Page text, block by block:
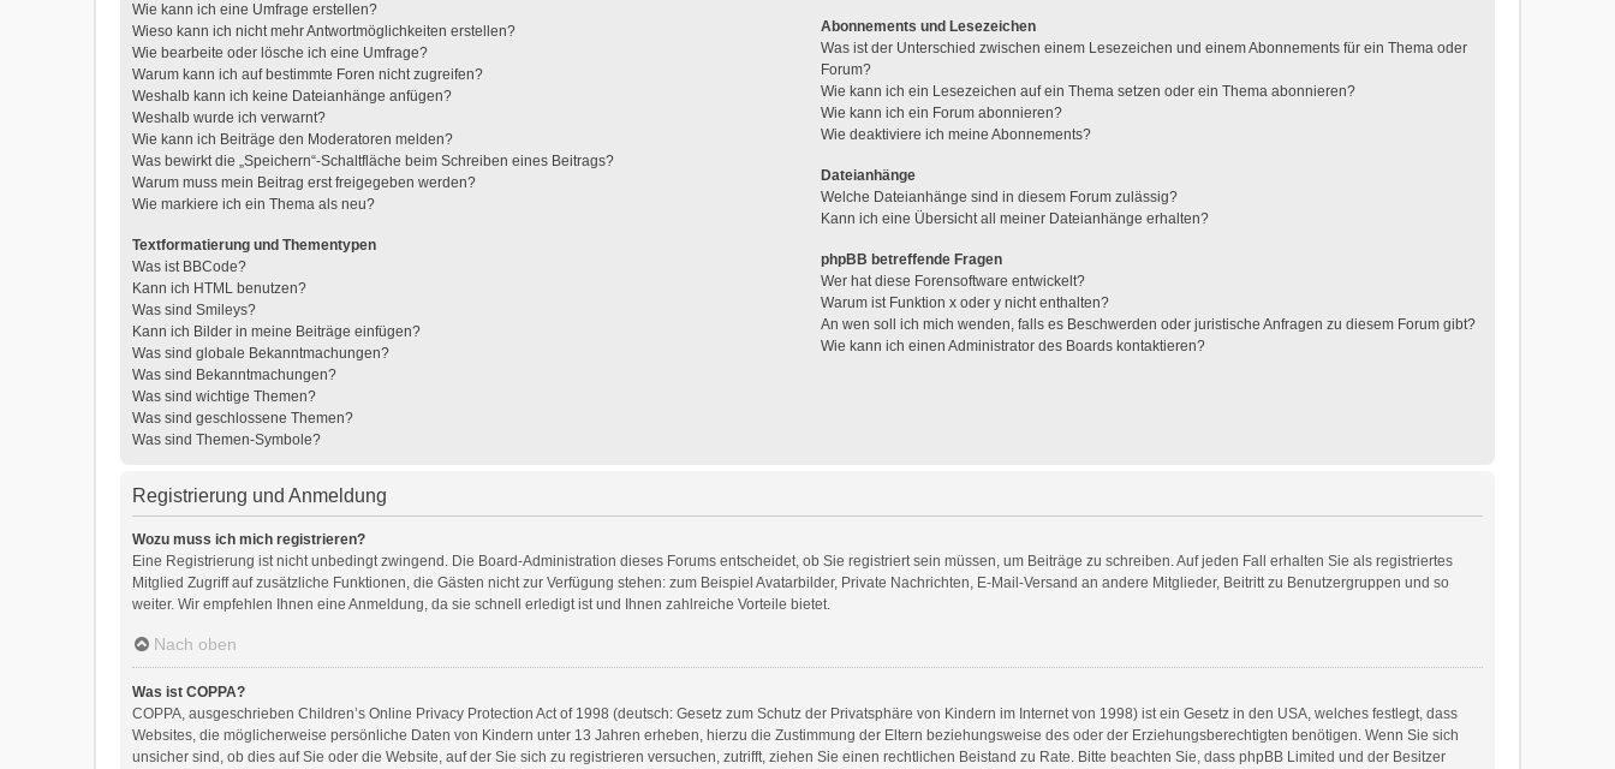
Wie kann ich eine Umfrage erstellen?
Wieso kann ich nicht mehr Antwortmöglichkeiten erstellen?
Wie bearbeite oder lösche ich eine Umfrage?
Warum kann ich auf bestimmte Foren nicht zugreifen?
Weshalb kann ich keine Dateianhänge anfügen?
Weshalb wurde ich verwarnt?
Wie kann ich Beiträge den Moderatoren melden?
Was bewirkt die „Speichern“-Schaltfläche beim Schreiben eines Beitrags?
Warum muss mein Beitrag erst freigegeben werden?
Wie markiere ich ein Thema als neu?
Textformatierung und Thementypen
Was ist BBCode?
Kann ich HTML benutzen?
Was sind Smileys?
Kann ich Bilder in meine Beiträge einfügen?
Was sind globale Bekanntmachungen?
Was sind Bekanntmachungen?
Was sind wichtige Themen?
Was sind geschlossene Themen?
Was sind Themen-Symbole?
Abonnements und Lesezeichen
Was ist der Unterschied zwischen einem Lesezeichen und einem Abonnements für ein Thema oder
Forum?
Wie kann ich ein Lesezeichen auf ein Thema setzen oder ein Thema abonnieren?
Wie kann ich ein Forum abonnieren?
Wie deaktiviere ich meine Abonnements?
Dateianhänge
Welche Dateianhänge sind in diesem Forum zulässig?
Kann ich eine Übersicht all meiner Dateianhänge erhalten?
phpBB betreffende Fragen
Wer hat diese Forensoftware entwickelt?
Warum ist Funktion x oder y nicht enthalten?
An wen soll ich mich wenden, falls es Beschwerden oder juristische Anfragen zu diesem Forum gibt?
Wie kann ich einen Administrator des Boards kontaktieren?
Registrierung und Anmeldung
Wozu muss ich mich registrieren?
Eine Registrierung ist nicht unbedingt zwingend. Die Board-Administration dieses Forums entscheidet, ob Sie registriert sein müssen, um Beiträge zu schreiben. Auf jeden Fall erhalten Sie als registriertes
Mitglied Zugriff auf zusätzliche Funktionen, die Gästen nicht zur Verfügung stehen: zum Beispiel Avatarbilder, Private Nachrichten, E-Mail-Versand an andere Mitglieder, Beitritt zu Benutzergruppen und so
weiter. Wir empfehlen Ihnen eine Anmeldung, da sie schnell erledigt ist und Ihnen zahlreiche Vorteile bietet.
Nach oben
Was ist COPPA?
COPPA, ausgeschrieben Children’s Online Privacy Protection Act of 1998 (deutsch: Gesetz zum Schutz der Privatsphäre von Kindern im Internet von 1998) ist ein Gesetz in den USA, welches festlegt, dass
Websites, die möglicherweise persönliche Daten von Kindern unter 13 Jahren erheben, hierzu die Zustimmung der Eltern beziehungsweise des oder der Erziehungsberechtigten benötigen. Wenn Sie sich
unsicher sind, ob dies auf Sie oder die Website, auf der Sie sich zu registrieren versuchen, zutrifft, ziehen Sie einen rechtlichen Beistand zu Rate. Bitte beachten Sie, dass phpBB Limited und der Besitzer